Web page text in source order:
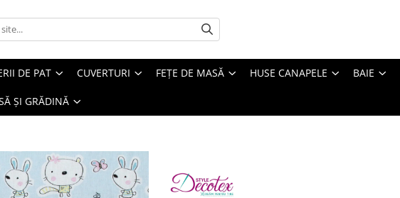
DE PAT CUVERTURI FEȚE DE MASĂ HUSE CANAPELE BAIE
ȘI GRĂDINĂ